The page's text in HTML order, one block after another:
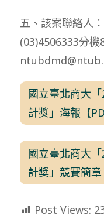
五、該案聯絡人
(03)4506333分機
國立臺北商大
計獎」海報【
國立臺北商大
計獎」競賽簡章
Post Views: